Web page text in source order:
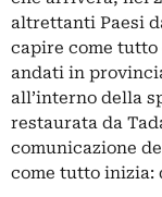
altrettanti Paesi
capire come tutto
andati in
all’interno della
restaurata da
comunicazione
come tutto inizia: